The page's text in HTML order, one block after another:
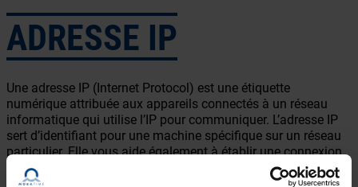
ADRESSE IP
Une adresse IP (Internet Protocol) est une étiquette
numérique attribuée aux appareils connectés à un réseau
informatique qui utilise l’IP pour communiquer. L’adresse IP
sert d’identifiant pour une machine spécifique sur un réseau
particulier. Elle vous aide également à établir une connexion
virtuelle entre une destination et une source.